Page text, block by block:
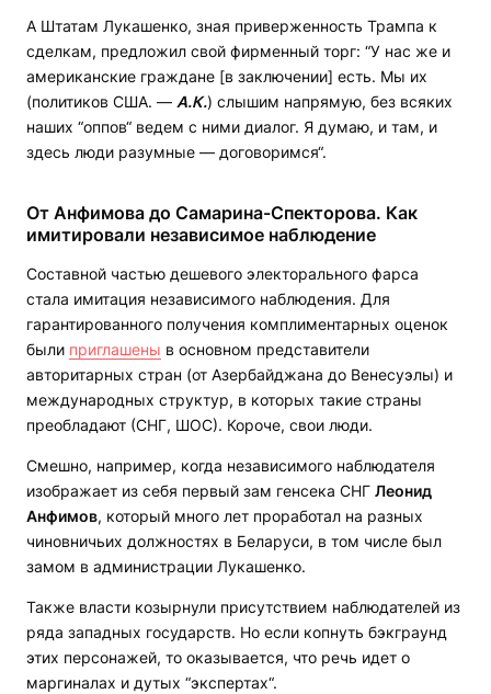
А Штатам Лукашенко, зная приверженность Трампа к
сделкам, предложил свой фирменный торг: “У нас же и
американские граждане [в заключении] есть. Мы их
(политиков США. — А.К.) слышим напрямую, без всяких
наших “оппов“ ведем с ними диалог. Я думаю, и там, и
здесь люди разумные — договоримся“.
От Анфимова до Самарина-Спекторова. Как
имитировали независимое наблюдение
Составной частью дешевого электорального фарса
стала имитация независимого наблюдения. Для
гарантированного получения комплиментарных оценок
были приглашены в основном представители
авторитарных стран (от Азербайджана до Венесуэлы) и
международных структур, в которых такие страны
преобладают (СНГ, ШОС). Короче, свои люди.
Смешно, например, когда независимого наблюдателя
изображает из себя первый зам генсека СНГ Леонид
Анфимов, который много лет проработал на разных
чиновничьих должностях в Беларуси, в том числе был
замом в администрации Лукашенко.
Также власти козырнули присутствием наблюдателей из
ряда западных государств. Но если копнуть бэкграунд
этих персонажей, то оказывается, что речь идет о
маргиналах и дутых “экспертах“.